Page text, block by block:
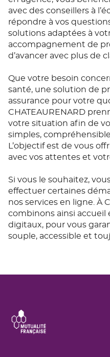
avec des conseillers à
répondre à vos
solutions adaptées à
accompagnement de
d’avancer avec plus de
Que votre besoin
santé, une solution de
assurance pour votre
CHATEAURENARD
votre situation afin de
simples,
L’objectif est de vous
avec vos attentes et
Si vous le souhaitez,
effectuer certaines
nos services en ligne. À
combinons ainsi accueil
digitaux, pour vous
souple, accessible et